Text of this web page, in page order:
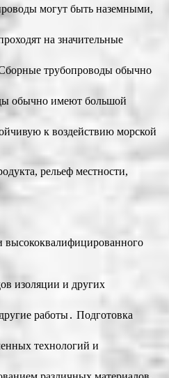
могут быть наземными,
на значительные
трубопроводы обычно
обычно имеют большой
к воздействию морской
рельеф местности,
высококвалифицированного
изоляции и других
работы․ Подготовка
технологий и